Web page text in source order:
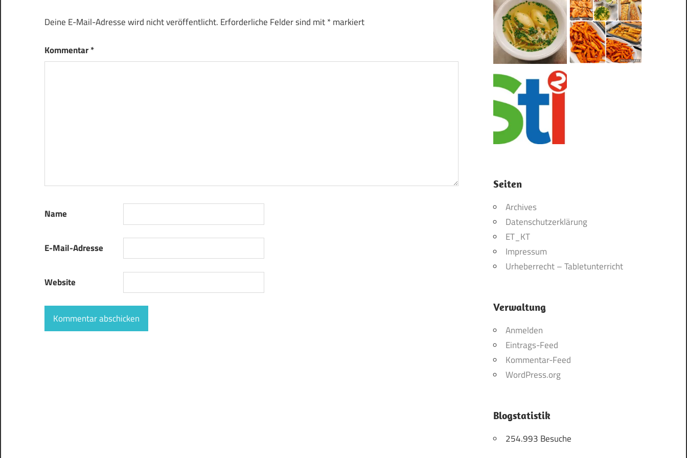
Deine E-Mail-Adresse wird nicht veröffentlicht. Erforderliche Felder sind mit*markiert
Kommentar*
Name
E-Mail-Adresse
Website
Seiten
Archives
Datenschutzerklärung
ET_KT
Impressum
Urheberrecht – Tabletunterricht
Verwaltung
Anmelden
Eintrags-Feed
Kommentar-Feed
WordPress.org
Blogstatistik
254.993 Besuche